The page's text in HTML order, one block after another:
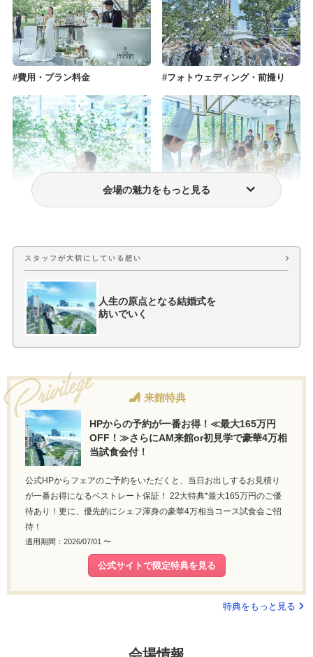
費用・プラン料金 フォトウェディング・前撮り
ウェディングドレス・衣装 おもてなし料理
会場の魅力をもっと見る
スタッフが大切にしている想い
人生の原点となる結婚式を
紡いでいく
来館特典
HPからの予約が一番お得！≪最大165万円
OFF！≫さらにAM来館or初見学で豪華4万相
当試食会付！
公式HPからフェアのご予約をいただくと、当日お出しするお見積り
が一番お得になるベストレート保証！ 22大特典*最大165万円のご優
待あり！更に、優先的にシェフ渾身の豪華4万相当コース試食会ご招
待！
適用期間：2026/07/01 〜
公式サイトで限定特典を見る
特典をもっと見る